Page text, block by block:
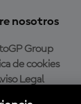
nosotros
Group
de cookies
Legal